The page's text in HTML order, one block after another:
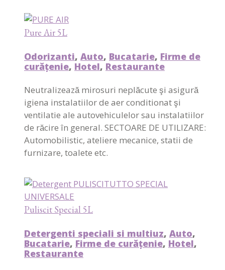
Pure Air 5L
Odorizanti, Auto, Bucatarie, Firme de
curățenie, Hotel, Restaurante
Neutralizează mirosuri neplăcute şi asigură
igiena instalatiilor de aer conditionat şi
ventilatie ale autovehiculelor sau instalatiilor
de răcire în general. SECTOARE DE UTILIZARE:
Automobilistic, ateliere mecanice, statii de
furnizare, toalete etc.
Puliscit Special 5L
Detergenti speciali si multiuz, Auto,
Bucatarie, Firme de curățenie, Hotel,
Restaurante